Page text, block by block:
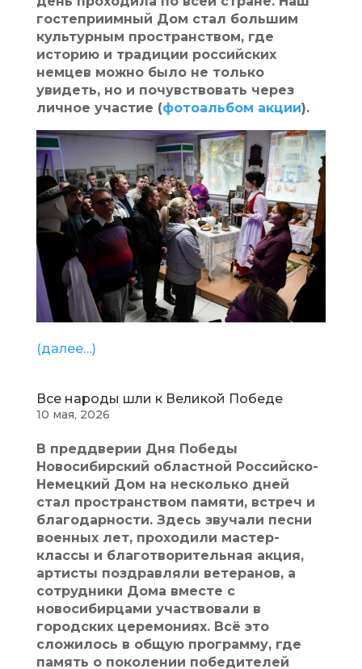
гостеприимный Дом стал большим
культурным пространством, где
историю и традиции российских
немцев можно было не только
увидеть, но и почувствовать через
личное участие (фотоальбом акции).
(далее…)
Все народы шли к Великой Победе
10 мая, 2026
В преддверии Дня Победы
Новосибирский областной Российско-
Немецкий Дом на несколько дней
стал пространством памяти, встреч и
благодарности. Здесь звучали песни
военных лет, проходили мастер-
классы и благотворительная акция,
артисты поздравляли ветеранов, а
сотрудники Дома вместе с
новосибирцами участвовали в
городских церемониях. Всё это
сложилось в общую программу, где
память о поколении победителей